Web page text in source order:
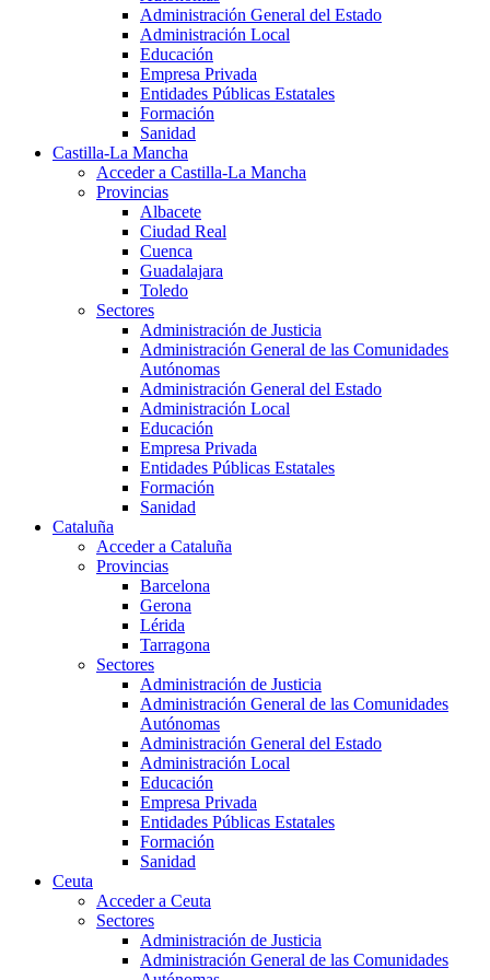
Administración General del Estado
Administración Local
Educación
Empresa Privada
Entidades Públicas Estatales
Formación
Sanidad
Castilla-La Mancha
Acceder a Castilla-La Mancha
Provincias
Albacete
Ciudad Real
Cuenca
Guadalajara
Toledo
Sectores
Administración de Justicia
Administración General de las Comunidades
Autónomas
Administración General del Estado
Administración Local
Educación
Empresa Privada
Entidades Públicas Estatales
Formación
Sanidad
Cataluña
Acceder a Cataluña
Provincias
Barcelona
Gerona
Lérida
Tarragona
Sectores
Administración de Justicia
Administración General de las Comunidades
Autónomas
Administración General del Estado
Administración Local
Educación
Empresa Privada
Entidades Públicas Estatales
Formación
Sanidad
Ceuta
Acceder a Ceuta
Sectores
Administración de Justicia
Administración General de las Comunidades